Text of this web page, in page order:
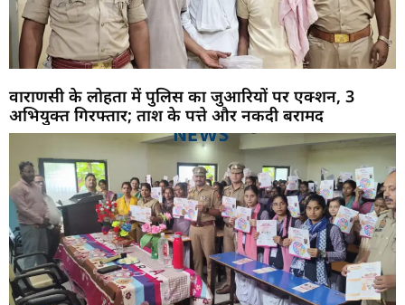
वाराणसी के लोहता में पुलिस का जुआरियों पर एक्शन, 3
अभियुक्त गिरफ्तार; ताश के पत्ते और नकदी बरामद